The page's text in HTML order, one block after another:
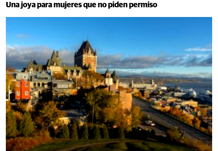
Una joya para mujeres que no piden permiso